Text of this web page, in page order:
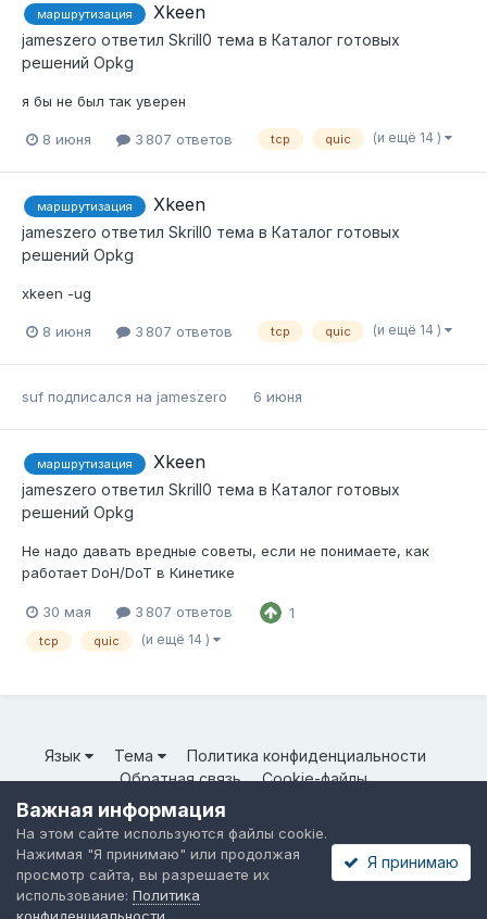
маршрутизация Xkeen
jameszero ответил Skrill0 тема в Каталог готовых
решений Opkg
я бы не был так уверен
8 июня 3 807 ответов tcp quic (и ещё 14 )
маршрутизация Xkeen
jameszero ответил Skrill0 тема в Каталог готовых
решений Opkg
xkeen -ug
8 июня 3 807 ответов tcp quic (и ещё 14 )
suf подписался на jameszero 6 июня
маршрутизация Xkeen
jameszero ответил Skrill0 тема в Каталог готовых
решений Opkg
Не надо давать вредные советы, если не понимаете, как
работает DoH/DoT в Кинетике
30 мая 3 807 ответов 1
tcp quic (и ещё 14 )
Язык Тема
Политика конфиденциальности
Обратная связь
Cookie-файлы
© ООО «Неткрейз» 2025
Powered by Invision Community
Важная информация
На этом сайте используются файлы cookie.
Нажимая "Я принимаю" или продолжая
просмотр сайта, вы разрешаете их
использование: Политика
Я принимаю